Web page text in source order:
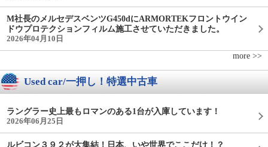
M社長のメルセデスベンツG450dにARMORTEKフロントウイン
ドウプロテクションフィルム施工させていただきました。
2026年04月10日
more >>
Used car/一押し！特選中古車
ラングラー史上最もロマンのある1台が入庫しています！
2026年06月25日
ルビコン３９２が大集結！日本、いや世界でここだけ！？